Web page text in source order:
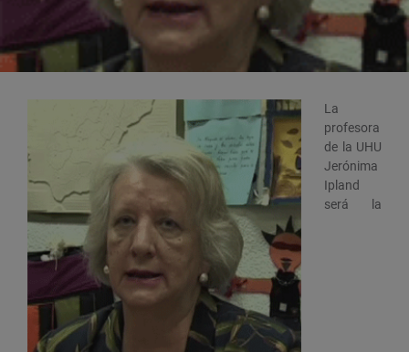
La
profesora
de la UHU
Jerónima
Ipland
será la